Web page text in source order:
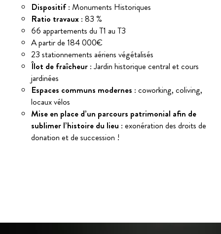
Dispositif: Monuments Historiques
Ratio travaux : 83 %
66 appartements du T1 au T3
A partir de 184 000€
23 stationnements aériens végétalisés
Îlot de fraîcheur : Jardin historique central et cours
jardinées
Espaces communs modernes : coworking, coliving,
locaux vélos
Mise en place d’un parcours patrimonial afin de
sublimer l’histoire du lieu : exonération des droits de
donation et de succession !